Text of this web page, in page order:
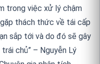
trong việc xử lý chậm
thách thức về tái cấp
sắp tới và do đó sẽ gây
chủ” – Nguyễn Lý